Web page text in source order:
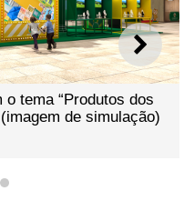
tema “Produtos dos
de simulação)
5